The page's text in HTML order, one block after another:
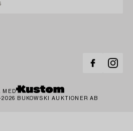
MED
BUKOWSKI AUKTIONER AB